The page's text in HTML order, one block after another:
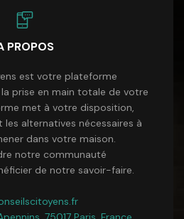
PROPOS
est votre plateforme
prise en main totale de votre
met à votre disposition,
alternatives nécessaires à
dans votre maison.
notre communauté
de notre savoir-faire.